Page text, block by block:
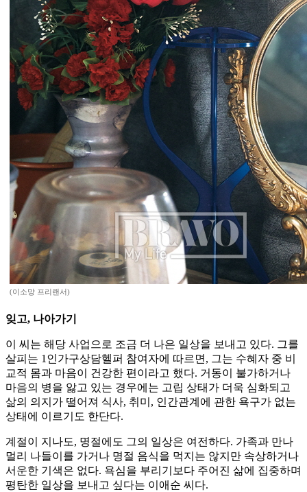
(이소망 프리랜서)
잊고, 나아가기
이 씨는 해당 사업으로 조금 더 나은 일상을 보내고 있다. 그를
살피는 1인가구상담헬퍼 참여자에 따르면, 그는 수혜자 중 비
교적 몸과 마음이 건강한 편이라고 했다. 거동이 불가하거나
마음의 병을 앓고 있는 경우에는 고립 상태가 더욱 심화되고
삶의 의지가 떨어져 식사, 취미, 인간관계에 관한 욕구가 없는
상태에 이르기도 한단다.
계절이 지나도, 명절에도 그의 일상은 여전하다. 가족과 만나
멀리 나들이를 가거나 명절 음식을 먹지는 않지만 속상하거나
서운한 기색은 없다. 욕심을 부리기보다 주어진 삶에 집중하며
평탄한 일상을 보내고 싶다는 이애순 씨다.